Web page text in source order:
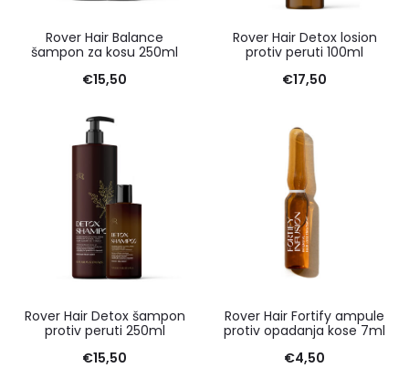
Rover Hair Balance
šampon za kosu 250ml
€15,50
Rover Hair Detox losion
protiv peruti 100ml
€17,50
Rover Hair Detox šampon
protiv peruti 250ml
€15,50
Rover Hair Fortify ampule
protiv opadanja kose 7ml
€4,50